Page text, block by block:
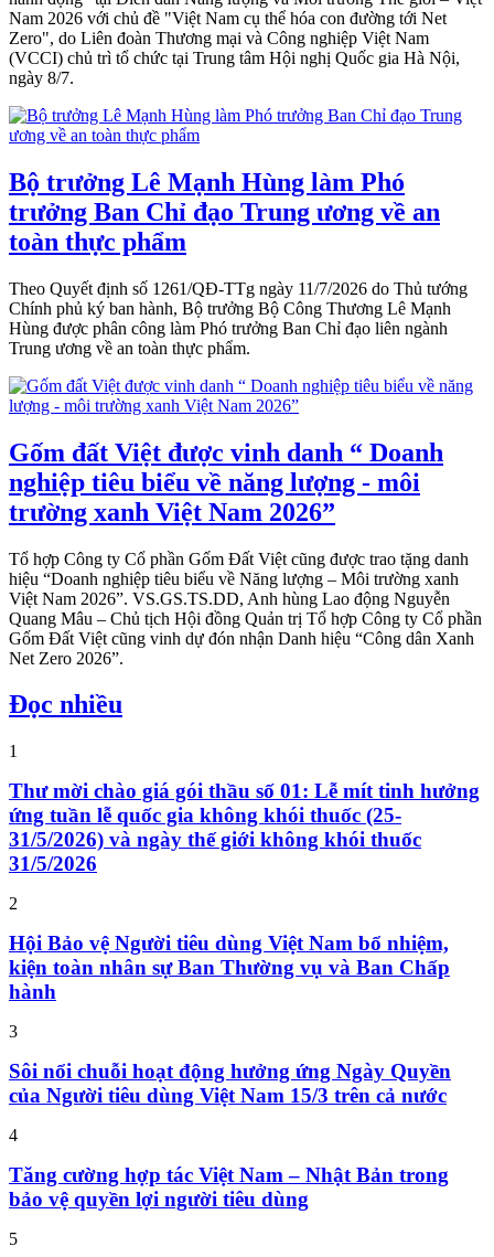
Nam 2026 với chủ đề "Việt Nam cụ thể hóa con đường tới Net
Zero", do Liên đoàn Thương mại và Công nghiệp Việt Nam
(VCCI) chủ trì tổ chức tại Trung tâm Hội nghị Quốc gia Hà Nội,
ngày 8/7.
Bộ trưởng Lê Mạnh Hùng làm Phó
trưởng Ban Chỉ đạo Trung ương về an
toàn thực phẩm
Theo Quyết định số 1261/QĐ-TTg ngày 11/7/2026 do Thủ tướng
Chính phủ ký ban hành, Bộ trưởng Bộ Công Thương Lê Mạnh
Hùng được phân công làm Phó trưởng Ban Chỉ đạo liên ngành
Trung ương về an toàn thực phẩm.
Gốm đất Việt được vinh danh “ Doanh
nghiệp tiêu biểu về năng lượng - môi
trường xanh Việt Nam 2026”
Tổ hợp Công ty Cổ phần Gốm Đất Việt cũng được trao tặng danh
hiệu “Doanh nghiệp tiêu biểu về Năng lượng – Môi trường xanh
Việt Nam 2026”. VS.GS.TS.DD, Anh hùng Lao động Nguyễn
Quang Mâu – Chủ tịch Hội đồng Quản trị Tổ hợp Công ty Cổ phần
Gốm Đất Việt cũng vinh dự đón nhận Danh hiệu “Công dân Xanh
Net Zero 2026”.
Đọc nhiều
1
Thư mời chào giá gói thầu số 01: Lễ mít tinh hưởng
ứng tuần lễ quốc gia không khói thuốc (25-
31/5/2026) và ngày thế giới không khói thuốc
31/5/2026
2
Hội Bảo vệ Người tiêu dùng Việt Nam bổ nhiệm,
kiện toàn nhân sự Ban Thường vụ và Ban Chấp
hành
3
Sôi nổi chuỗi hoạt động hưởng ứng Ngày Quyền
của Người tiêu dùng Việt Nam 15/3 trên cả nước
4
Tăng cường hợp tác Việt Nam – Nhật Bản trong
bảo vệ quyền lợi người tiêu dùng
5